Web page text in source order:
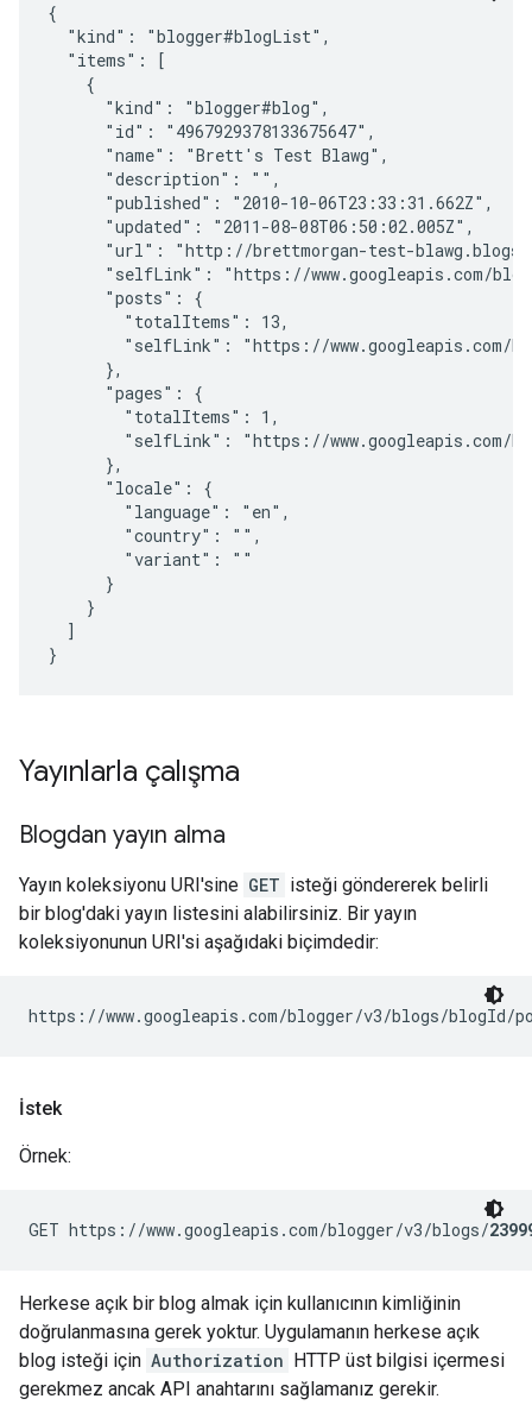
{
  "kind": "blogger#blogList",
  "items": [
    {
      "kind": "blogger#blog",
      "id": "4967929378133675647",
      "name": "Brett's Test Blawg",
      "description": "",
      "published": "2010-10-06T23:33:31.662Z",
      "updated": "2011-08-08T06:50:02.005Z",
"url": "http://brettmorgan-test-
"selfLink": "https://www.googleapis.com/
      "posts": {
        "totalItems": 13,
"selfLink": "https://www.googleapis.com/
      },
      "pages": {
        "totalItems": 1,
"selfLink": "https://www.googleapis.com/
      },
      "locale": {
        "language": "en",
        "country": "",
        "variant": ""
      }
    }
  ]
Yayınlarla çalışma
Blogdan yayın alma
Yayın koleksiyonu URI'sine GET isteği göndererek belirli
bir blog'daki yayın listesini alabilirsiniz. Bir yayın
koleksiyonunun URI'si aşağıdaki biçimdedir:
https://www.googleapis.com/blogger/v3/blogs/blogId
İstek
Örnek:
GET https://www.googleapis.com/blogger/v3/blogs/
Herkese açık bir blog almak için kullanıcının kimliğinin
doğrulanmasına gerek yoktur. Uygulamanın herkese açık
blog isteği için Authorization HTTP üst bilgisi içermesi
gerekmez ancak API anahtarını sağlamanız gerekir.